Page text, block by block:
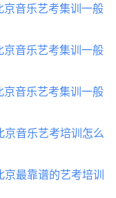
音乐艺考集训一般
音乐艺考集训一般
音乐艺考集训一般
音乐艺考培训怎么
最靠谱的艺考培训